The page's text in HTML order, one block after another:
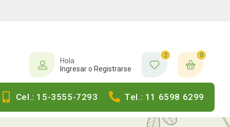
Hola
Ingresar o Registrarse
2 0
Cel.: 15-3555-7293 Tel.: 11 6598 6299